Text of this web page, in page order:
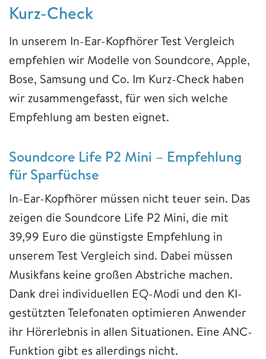
Kurz-Check
In unserem In-Ear-Kopfhörer Test Vergleich
empfehlen wir Modelle von Soundcore, Apple,
Bose, Samsung und Co. Im Kurz-Check haben
wir zusammengefasst, für wen sich welche
Empfehlung am besten eignet.
Soundcore Life P2 Mini – Empfehlung
für Sparfüchse
In-Ear-Kopfhörer müssen nicht teuer sein. Das
zeigen die Soundcore Life P2 Mini, die mit
39,99 Euro die günstigste Empfehlung in
unserem Test Vergleich sind. Dabei müssen
Musikfans keine großen Abstriche machen.
Dank drei individuellen EQ-Modi und den KI-
gestützten Telefonaten optimieren Anwender
ihr Hörerlebnis in allen Situationen. Eine ANC-
Funktion gibt es allerdings nicht.